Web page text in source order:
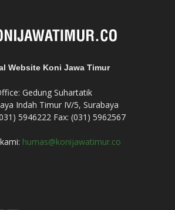
Website Koni Jawa Timur
Gedung Suhartatik
Indah Timur IV/5, Surabaya
5946222 Fax: (031) 5962567
humas@konijawatimur.co